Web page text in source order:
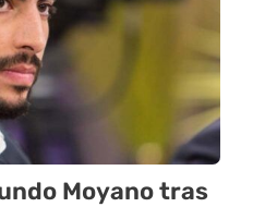
Moyano tras